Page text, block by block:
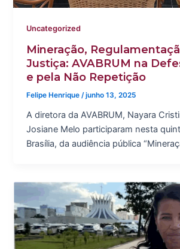
Uncategorized
Mineração,
Justiça: AVABRUM na
e pela Não Repetição
Felipe Henrique/junho 13, 2025
A diretora da AVABRUM, Nayara
Josiane Melo participaram nesta
Brasília, da audiência pública